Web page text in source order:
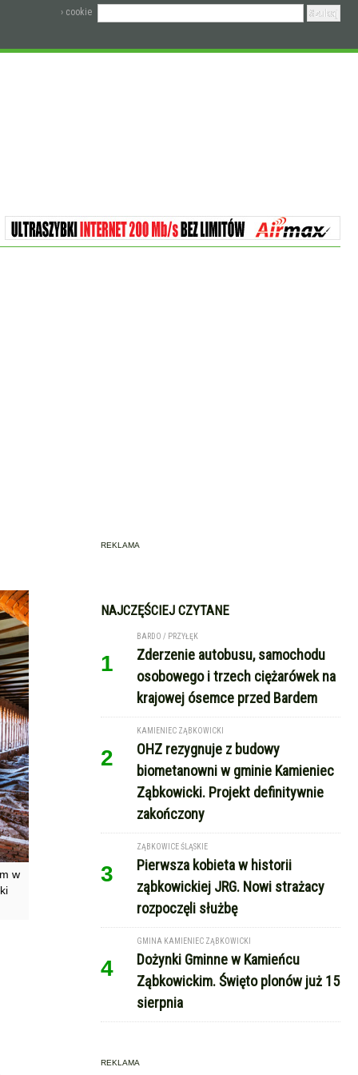
› cookie
w
REKLAMA
NAJCZĘŚCIEJ CZYTANE
1
BARDO / PRZYŁĘK
Zderzenie autobusu, samochodu
osobowego i trzech ciężarówek na
krajowej ósemce przed Bardem
2
KAMIENIEC ZĄBKOWICKI
OHZ rezygnuje z budowy
biometanowni w gminie Kamieniec
Ząbkowicki. Projekt definitywnie
zakończony
3
ZĄBKOWICE ŚLĄSKIE
Pierwsza kobieta w historii
ząbkowickiej JRG. Nowi strażacy
rozpoczęli służbę
4
GMINA KAMIENIEC ZĄBKOWICKI
Dożynki Gminne w Kamieńcu
Ząbkowickim. Święto plonów już 15
sierpnia
REKLAMA